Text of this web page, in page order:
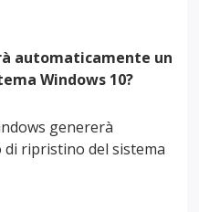
automaticamente un
Windows 10?
genererà
ripristino del sistema